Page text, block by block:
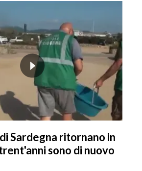
Sardegna ritornano in
sono di nuovo